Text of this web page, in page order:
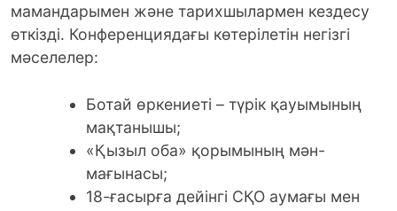
мамандарымен және тарихшылармен кездесу
өткізді. Конференциядағы көтерілетін негізгі
мәселелер:
Ботай өркениеті – түрік қауымының
мақтанышы;
«Қызыл оба» қорымының мән-
мағынасы;
18-ғасырға дейінгі СҚО аумағы мен